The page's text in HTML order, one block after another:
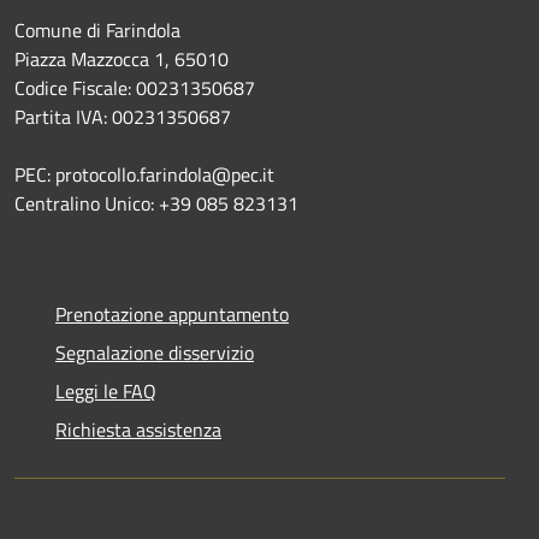
Comune di Farindola
Piazza Mazzocca 1, 65010
Codice Fiscale: 00231350687
Partita IVA: 00231350687
PEC: protocollo.farindola@pec.it
Centralino Unico: +39 085 823131
Prenotazione appuntamento
Segnalazione disservizio
Leggi le FAQ
Richiesta assistenza